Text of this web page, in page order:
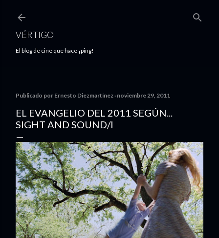
VÉRTIGO
El blog de cine que hace ¡ping!
Publicado por Ernesto Diezmartínez noviembre 29, 2011
EL EVANGELIO DEL 2011 SEGÚN...
SIGHT AND SOUND/I